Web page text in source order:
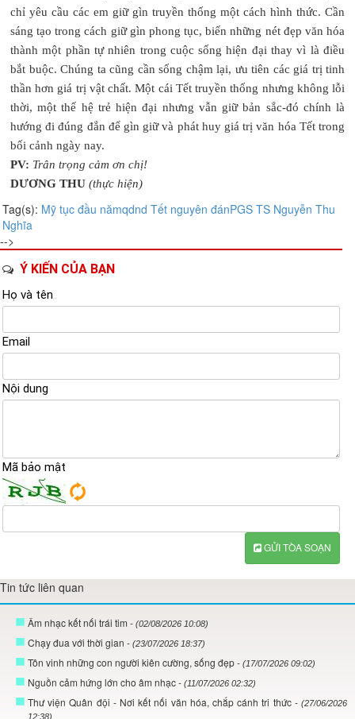
chỉ yêu cầu các em giữ gìn truyền thống một cách hình thức. Cần
sáng tạo trong cách giữ gìn phong tục, biến những nét đẹp văn hóa
thành một phần tự nhiên trong cuộc sống hiện đại thay vì là điều
bắt buộc. Chúng ta cũng cần sống chậm lại, ưu tiên các giá trị tinh
thần hơn giá trị vật chất. Một cái Tết truyền thống nhưng không lỗi
thời, một thế hệ trẻ hiện đại nhưng vẫn giữ bản sắc-đó chính là
hướng đi đúng đắn để gìn giữ và phát huy giá trị văn hóa Tết trong
bối cảnh ngày nay.
PV: Trân trọng cảm ơn chị!
DƯƠNG THU (thực hiện)
Tag(s): Mỹ tục đầu nămqdnd Tết nguyên đánPGS TS Nguyễn Thu
Nghĩa
-->
Ý KIẾN CỦA BẠN
Họ và tên
Email
Nội dung
Mã bảo mật
GỬI TÒA SOẠN
Tin tức liên quan
Âm nhạc kết nối trái tim - (02/08/2026 10:08)
Chạy đua với thời gian - (23/07/2026 18:37)
Tôn vinh những con người kiên cường, sống đẹp - (17/07/2026 09:02)
Nguồn cảm hứng lớn cho âm nhạc - (11/07/2026 02:32)
Thư viện Quân đội - Nơi kết nối văn hóa, chắp cánh tri thức - (27/06/2026
12:38)